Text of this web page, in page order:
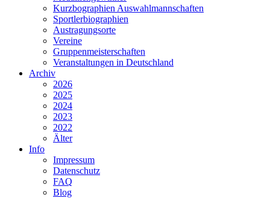
Kurzbographien Auswahlmannschaften
Sportlerbiographien
Austragungsorte
Vereine
Gruppenmeisterschaften
Veranstaltungen in Deutschland
Archiv
2026
2025
2024
2023
2022
Älter
Info
Impressum
Datenschutz
FAQ
Blog